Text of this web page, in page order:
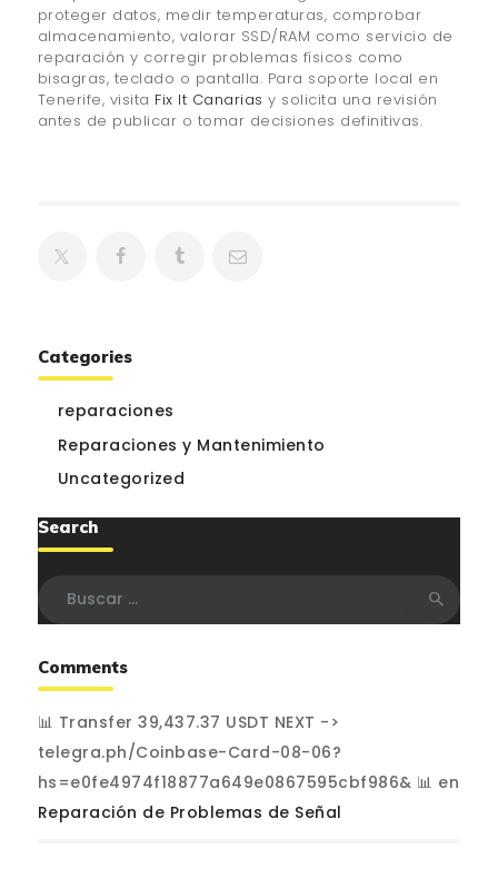
proteger datos, medir temperaturas, comprobar
almacenamiento, valorar SSD/RAM como servicio de
reparación y corregir problemas físicos como
bisagras, teclado o pantalla. Para soporte local en
Tenerife, visita Fix It Canarias y solicita una revisión
antes de publicar o tomar decisiones definitivas.
Categories
reparaciones
Reparaciones y Mantenimiento
Uncategorized
Search
Comments
📊 Transfer 39,437.37 USDT NEXT ->
telegra.ph/Coinbase-Card-08-06?
hs=e0fe4974f18877a649e0867595cbf986& 📊 en
Reparación de Problemas de Señal